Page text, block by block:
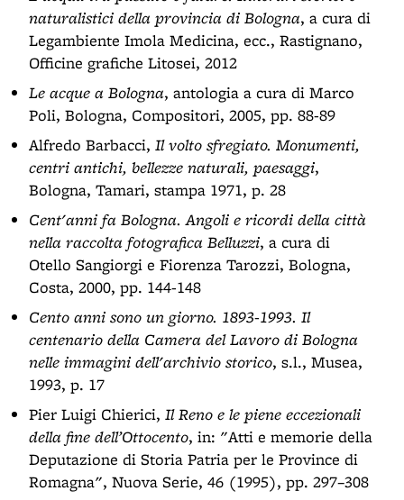
naturalistici della provincia di Bologna, a cura di
Legambiente Imola Medicina, ecc., Rastignano,
Officine grafiche Litosei, 2012
Le acque a Bologna, antologia a cura di Marco
Poli, Bologna, Compositori, 2005, pp. 88-89
Alfredo Barbacci, Il volto sfregiato. Monumenti,
centri antichi, bellezze naturali, paesaggi,
Bologna, Tamari, stampa 1971, p. 28
Cent'anni fa Bologna. Angoli e ricordi della città
nella raccolta fotografica Belluzzi, a cura di
Otello Sangiorgi e Fiorenza Tarozzi, Bologna,
Costa, 2000, pp. 144-148
Cento anni sono un giorno. 1893-1993. Il
centenario della Camera del Lavoro di Bologna
nelle immagini dell'archivio storico, s.l., Musea,
1993, p. 17
Pier Luigi Chierici, Il Reno e le piene eccezionali
della fine dell’Ottocento, in: "Atti e memorie della
Deputazione di Storia Patria per le Province di
Romagna", Nuova Serie, 46 (1995), pp. 297–308